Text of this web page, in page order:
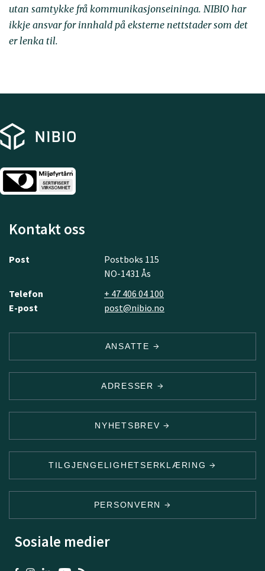
utan samtykke frå kommunikasjonseininga. NIBIO har
ikkje ansvar for innhald på eksterne nettstader som det
er lenka til.
Kontakt oss
Post
Postboks 115
NO-1431 Ås
Telefon
+ 47 406 04 100
E-post
post@nibio.no
ANSATTE
ADRESSER
NYHETSBREV
TILGJENGELIGHETSERKLÆRING
PERSONVERN
Sosiale medier